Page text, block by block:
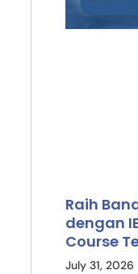
Raih
dengan
Course
July 31, 2026